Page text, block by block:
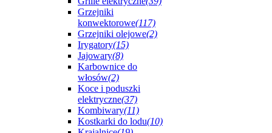
Grzejniki
konwektorowe(117)
Grzejniki olejowe(2)
Irygatory(15)
Jajowary(8)
Karbownice do
włosów(2)
Koce i poduszki
elektryczne(37)
Kombiwary(11)
Kostkarki do lodu(10)